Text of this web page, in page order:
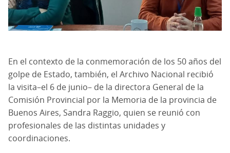
En el contexto de la conmemoración de los 50 años del
golpe de Estado, también, el Archivo Nacional recibió
la visita–el 6 de junio– de la directora General de la
Comisión Provincial por la Memoria de la provincia de
Buenos Aires, Sandra Raggio, quien se reunió con
profesionales de las distintas unidades y
coordinaciones.